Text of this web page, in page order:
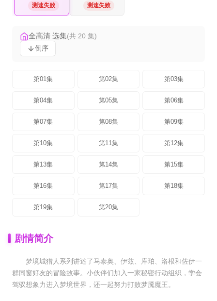
测速失败 测速失败
全高清 选集(共 20 集)
倒序
第01集 第02集 第03集
第04集 第05集 第06集
第07集 第08集 第09集
第10集 第11集 第12集
第13集 第14集 第15集
第16集 第17集 第18集
第19集 第20集
剧情简介
梦境城猎人系列讲述了马泰奥、伊兹、库珀、洛根和佐伊一
群同窗好友的冒险故事。小伙伴们加入一家秘密行动组织，学会
驾驭想象力进入梦境世界，还一起努力打败梦魇魔王。